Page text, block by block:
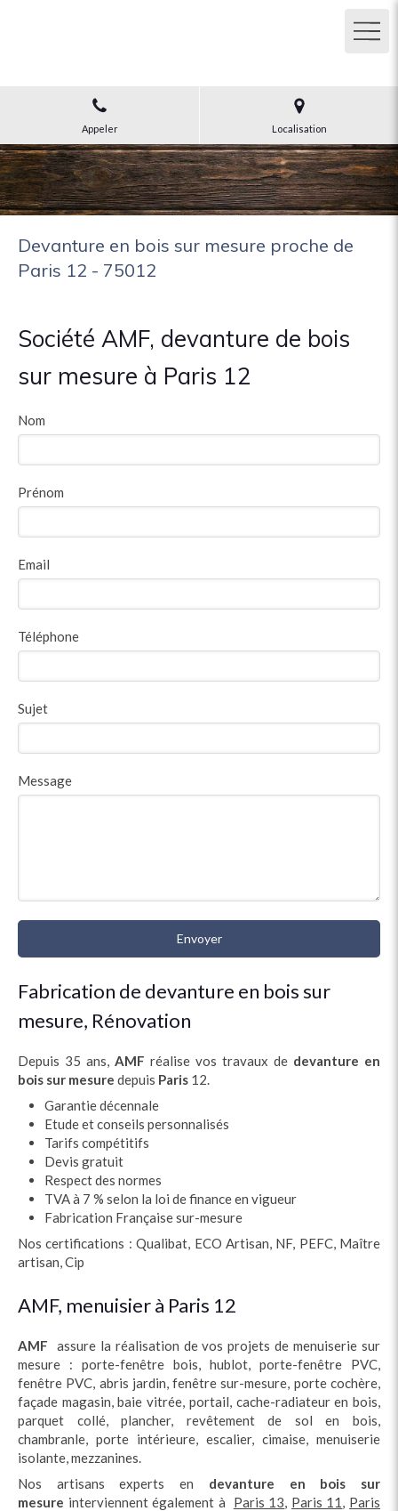
Appeler Localisation
Devanture en bois sur mesure proche de
Paris 12 - 75012
Société AMF, devanture de bois
sur mesure à Paris 12
Nom
Prénom
Email
Téléphone
Sujet
Message
Envoyer
Fabrication de devanture en bois sur
mesure, Rénovation
Depuis 35 ans, AMF réalise vos travaux de devanture en
bois sur mesure depuis Paris 12.
Garantie décennale
Etude et conseils personnalisés
Tarifs compétitifs
Devis gratuit
Respect des normes
TVA à 7 % selon la loi de finance en vigueur
Fabrication Française sur-mesure
Nos certifications : Qualibat, ECO Artisan, NF, PEFC, Maître
artisan, Cip
AMF, menuisier à Paris 12
AMF assure la réalisation de vos projets de menuiserie sur
mesure : porte-fenêtre bois, hublot, porte-fenêtre PVC,
fenêtre PVC, abris jardin, fenêtre sur-mesure, porte cochère,
façade magasin, baie vitrée, portail, cache-radiateur en bois,
parquet collé, plancher, revêtement de sol en bois,
chambranle, porte intérieure, escalier, cimaise, menuiserie
isolante, mezzanines.
Nos artisans experts en devanture en bois sur
mesure interviennent également à Paris 13, Paris 11, Paris